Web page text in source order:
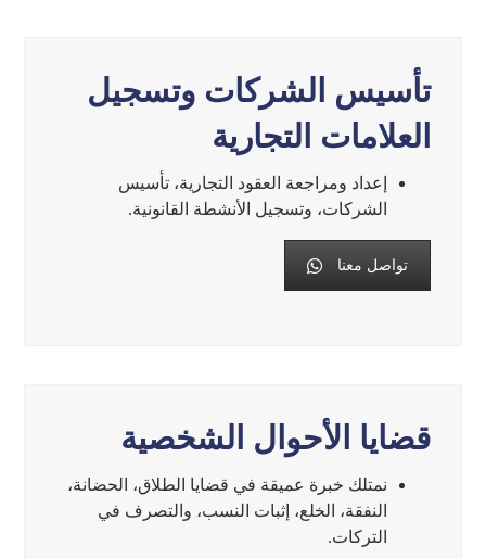
تأسيس الشركات وتسجيل
العلامات التجارية
إعداد ومراجعة العقود التجارية، تأسيس
الشركات، وتسجيل الأنشطة القانونية.
تواصل معنا
قضايا الأحوال الشخصية
نمتلك خبرة عميقة في قضايا الطلاق، الحضانة،
النفقة، الخلع، إثبات النسب، والتصرف في
التركات.